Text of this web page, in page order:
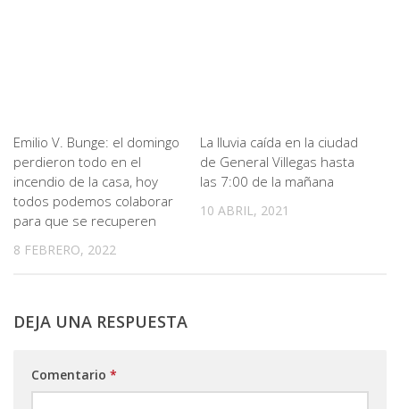
Emilio V. Bunge: el domingo
perdieron todo en el
incendio de la casa, hoy
todos podemos colaborar
para que se recuperen
8 FEBRERO, 2022
La lluvia caída en la ciudad
de General Villegas hasta
las 7:00 de la mañana
10 ABRIL, 2021
DEJA UNA RESPUESTA
Comentario *